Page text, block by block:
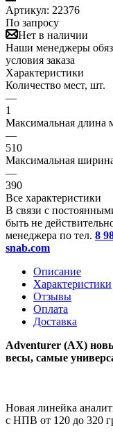
Артикул: 22376
По запросу
Нет в наличии
Наши менеджеры
условия заказа
Характеристики
Количество мест, шт.
—
1
Максимальная длина
—
510
Максимальная
—
390
Все характеристики
В связи с
быть не
менеджера по тел. 8
snab.com
Описание
Характеристики
Отзывы
Оплата
Доставка
Adventurer (AX)
весы, самые
Новая линейка
с НПВ от 120 до 320